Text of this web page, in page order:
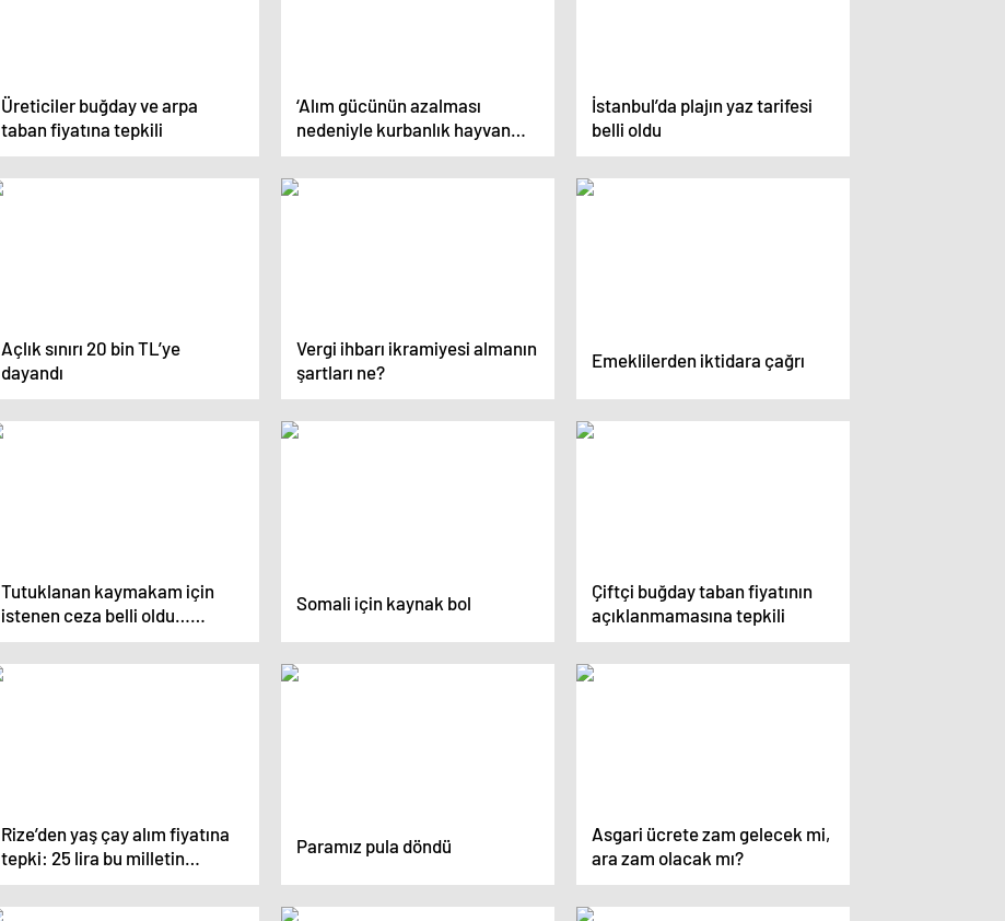
Üreticiler buğday ve arpa
taban fiyatına tepkili
‘Alım gücünün azalması
nedeniyle kurbanlık hayvan
kesimi azalacak’
İstanbul’da plajın yaz tarifesi
belli oldu
Açlık sınırı 20 bin TL’ye
dayandı
Vergi ihbarı ikramiyesi almanın
şartları ne?
Emeklilerden iktidara çağrı
Tutuklanan kaymakam için
istenen ceza belli oldu…
İddianamedeki ayrıntılar
ortaya çıktı
Somali için kaynak bol
Çiftçi buğday taban fiyatının
açıklanmamasına tepkili
Rize’den yaş çay alım fiyatına
tepki: 25 lira bu milletin
hakkıdır
Paramız pula döndü
Asgari ücrete zam gelecek mi,
ara zam olacak mı?